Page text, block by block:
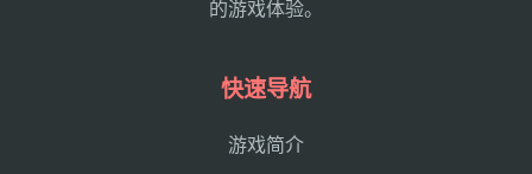
的游戏体验。
快速导航
游戏简介